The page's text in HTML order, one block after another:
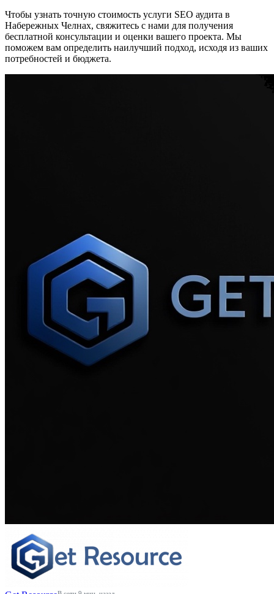
Чтобы узнать точную стоимость услуги SEO аудита в
Набережных Челнах, свяжитесь с нами для получения
бесплатной консультации и оценки вашего проекта. Мы
поможем вам определить наилучший подход, исходя из ваших
потребностей и бюджета.